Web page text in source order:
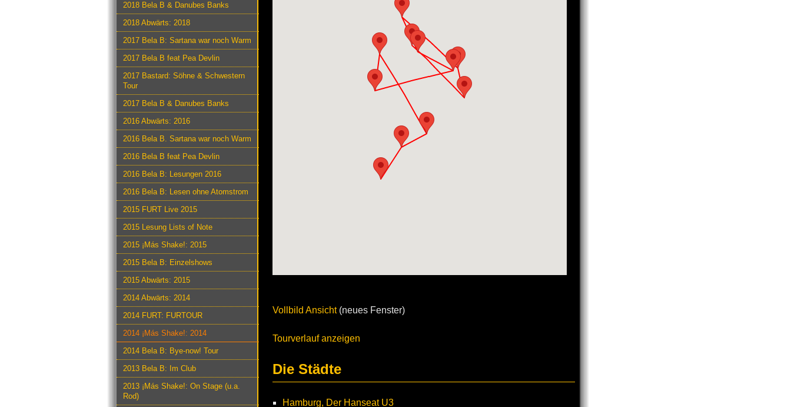
2018 Bela B & Danubes Banks
2018 Abwärts: 2018
2017 Bela B: Sartana war noch Warm
2017 Bela B feat Pea Devlin
2017 Bastard: Söhne & Schwestern
Tour
2017 Bela B & Danubes Banks
2016 Abwärts: 2016
2016 Bela B. Sartana war noch Warm
2016 Bela B feat Pea Devlin
2016 Bela B: Lesungen 2016
2016 Bela B: Lesen ohne Atomstrom
2015 FURT Live 2015
2015 Lesung Lists of Note
2015 ¡Más Shake!: 2015
2015 Bela B: Einzelshows
2015 Abwärts: 2015
2014 Abwärts: 2014
2014 FURT: FURTOUR
2014 ¡Más Shake!: 2014
2014 Bela B: Bye-now! Tour
2013 Bela B: Im Club
2013 ¡Más Shake!: On Stage (u.a.
Rod)
Vollbild Ansicht(neues Fenster)
Tourverlauf anzeigen
Die Städte
Hamburg, Der Hanseat U3